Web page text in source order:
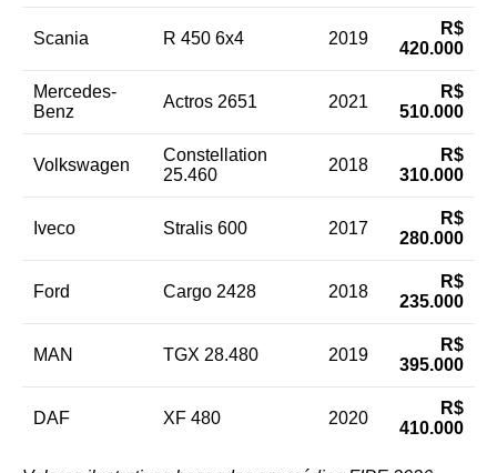
Scania R 450 6x4 2019
R$
420.000
Mercedes-
Benz
Actros 2651 2021
R$
510.000
Volkswagen
Constellation
25.460
2018
R$
310.000
Iveco Stralis 600 2017
R$
280.000
Ford Cargo 2428 2018
R$
235.000
MAN TGX 28.480 2019
R$
395.000
DAF XF 480 2020
R$
410.000